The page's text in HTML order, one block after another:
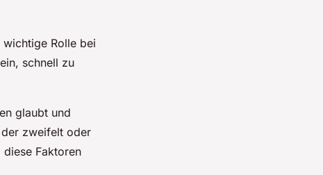
Rolle bei
schnell zu
glaubt und
der zweifelt oder
Faktoren